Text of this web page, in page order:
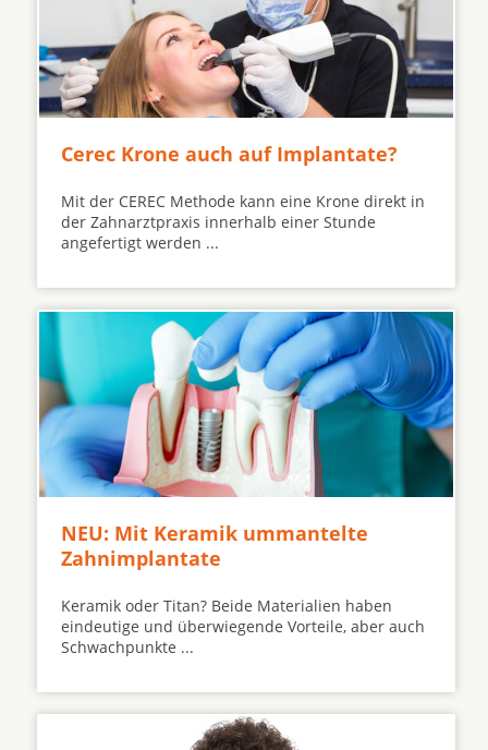
Cerec Krone auch auf Implantate?
Mit der CEREC Methode kann eine Krone direkt in
der Zahnarztpraxis innerhalb einer Stunde
angefertigt werden ...
NEU: Mit Keramik ummantelte
Zahnimplantate
Keramik oder Titan? Beide Materialien haben
eindeutige und überwiegende Vorteile, aber auch
Schwachpunkte ...